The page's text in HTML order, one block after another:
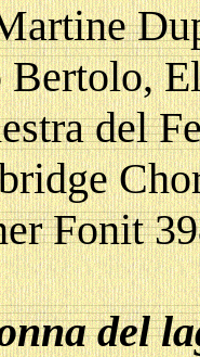
del
Fonit
del